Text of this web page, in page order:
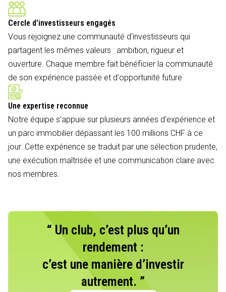
Cercle d’investisseurs engagés
Vous rejoignez une communauté d'investisseurs qui
partagent les mêmes valeurs : ambition, rigueur et
ouverture. Chaque membre fait bénéficier la communauté
de son expérience passée et d'opportunité future
Une expertise reconnue
Notre équipe s'appuie sur plusieurs années d'expérience et
un parc immobilier dépassant les 100 millions CHF à ce
jour. Cette expérience se traduit par une sélection prudente,
une exécution maîtrisée et une communication claire avec
nos membres.
“ Un club, c’est plus qu’un
rendement :
c’est une manière d’investir
autrement. ”